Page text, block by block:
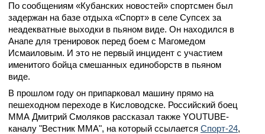
По сообщениям «Кубанских новостей» спортсмен был
задержан на базе отдыха «Спорт» в селе Супсех за
неадекватные выходки в пьяном виде. Он находился в
Анапе для тренировок перед боем с Магомедом
Исмаиловым. И это не первый инцидент с участием
именитого бойца смешанных единоборств в пьяном
виде.
В прошлом году он припарковал машину прямо на
пешеходном переходе в Кисловодске. Российский боец
ММА Дмитрий Смоляков рассказал также YOUTUBE-
каналу "Вестник ММА", на который ссылается Спорт-24,